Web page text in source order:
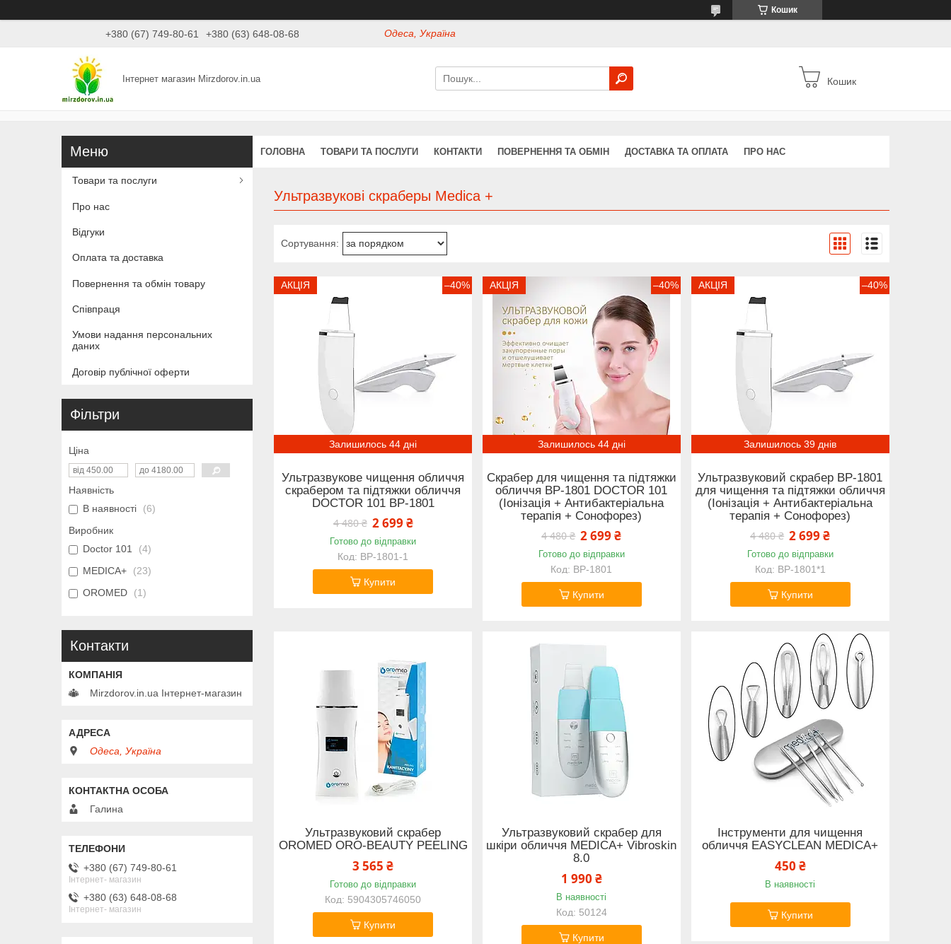
Кошик
+380 (67) 749-80-61 +380 (63) 648-08-68 Одеса, Україна
Інтернет магазин Mirzdorov.in.ua Кошик
ГОЛОВНА ТОВАРИ ТА ПОСЛУГИ КОНТАКТИ ПОВЕРНЕННЯ ТА ОБМІН ДОСТАВКА ТА ОПЛАТА ПРО НАС
Ультразвукові скраберы Medica +
АКЦІЯ –40%
Залишилось 44 дні
Ультразвукове чищення обличчя
скрабером та підтяжки обличчя
DOCTOR 101 BP-1801
4 480 ₴ 2 699 ₴
Готово до відправки
BP-1801-1
Купити
АКЦІЯ –40%
Залишилось 44 дні
Скрабер для чищення та підтяжки
обличчя BP-1801 DOCTOR 101
(Іонізація + Антибактеріальна
терапія + Сонофорез)
4 480 ₴ 2 699 ₴
Готово до відправки
BP-1801
Купити
АКЦІЯ –40%
Залишилось 39 днів
Ультразвуковий скрабер BP-1801
для чищення та підтяжки обличчя
(Іонізація + Антибактеріальна
терапія + Сонофорез)
4 480 ₴ 2 699 ₴
Готово до відправки
BP-1801*1
Купити
Ультразвуковий скрабер
OROMED ORO-BEAUTY PEELING
3 565 ₴
Готово до відправки
5904305746050
Купити
Ультразвуковий скрабер для
шкіри обличчя MEDICA+ Vibroskin
8.0
1 990 ₴
В наявності
50124
Купити
Інструменти для чищення
обличчя EASYCLEAN MEDICA+
450 ₴
В наявності
Купити
Товари та послуги
Про нас
Відгуки
Оплата та доставка
Повернення та обмін товару
Співпраця
Умови надання персональних
даних
Договір публічної оферти
Фільтри
Ціна
Наявність
В наявності
6
Виробник
Doctor 101
4
MEDICA+
23
OROMED
1
Контакти
Mirzdorov.in.ua Інтернет-магазин
Одеса, Україна
Галина
+380 (67) 749-80-61
Інтернет- магазин
+380 (63) 648-08-68
Інтернет- магазин